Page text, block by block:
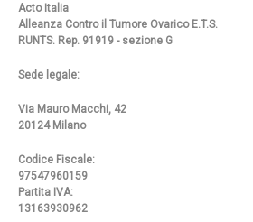
Acto Italia
Alleanza Contro il Tumore Ovarico E.T.S.
RUNTS. Rep. 91919 - sezione G
Sede legale:
Via Mauro Macchi, 42
20124 Milano
Codice Fiscale:
97547960159
Partita IVA:
13163930962